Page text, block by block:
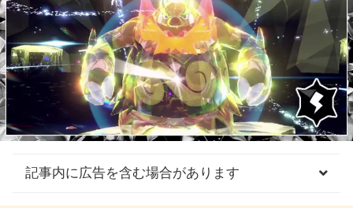
記事内に広告を含む場合があります